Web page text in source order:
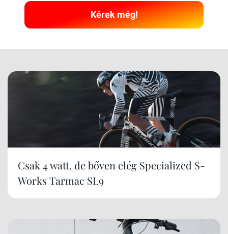
Kérek még!
Csak 4 watt, de bőven elég Specialized S-
Works Tarmac SL9